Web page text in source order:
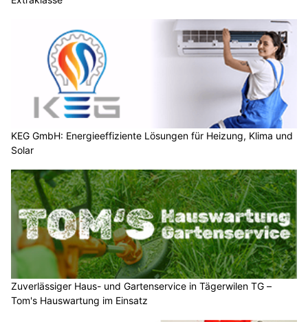
KEG GmbH: Energieeffiziente Lösungen für Heizung, Klima und
Solar
Zuverlässiger Haus- und Gartenservice in Tägerwilen TG –
Tom's Hauswartung im Einsatz